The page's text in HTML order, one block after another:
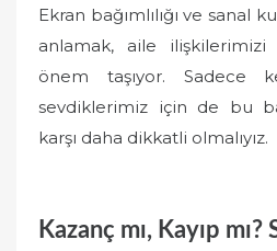
Ekran bağımlılığı ve sanal
anlamak, aile
önem taşıyor. Sadece
sevdiklerimiz için de bu
karşı daha dikkatli olmalıyız.
Kazanç mı, Kayıp mı?